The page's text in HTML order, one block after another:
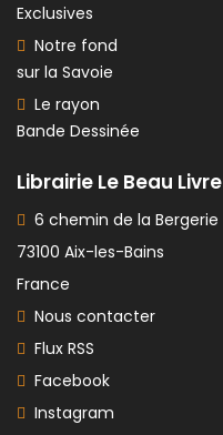
Exclusives
Notre fond
sur la Savoie
Le rayon
Bande Dessinée
Librairie Le Beau Livre
6 chemin de la Bergerie
73100 Aix-les-Bains
France
Nous contacter
Flux RSS
Facebook
Instagram